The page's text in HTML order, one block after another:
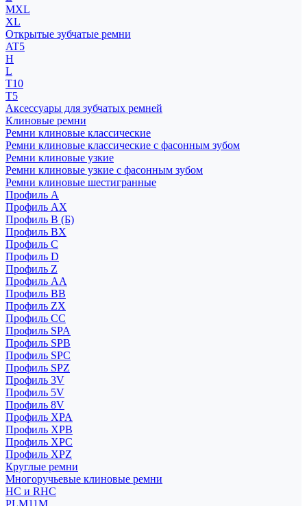
MXL
XL
Открытые зубчатые ремни
AT5
H
L
T10
T5
Аксессуары для зубчатых ремней
Клиновые ремни
Ремни клиновые классические
Ремни клиновые классические с фасонным зубом
Ремни клиновые узкие
Ремни клиновые узкие с фасонным зубом
Ремни клиновые шестигранные
Профиль A
Профиль AX
Профиль B (Б)
Профиль BX
Профиль C
Профиль D
Профиль Z
Профиль АА
Профиль BB
Профиль ZX
Профиль CC
Профиль SPA
Профиль SPB
Профиль SPC
Профиль SPZ
Профиль 3V
Профиль 5V
Профиль 8V
Профиль XPA
Профиль XPB
Профиль XPC
Профиль XPZ
Круглые ремни
Многоручьевые клиновые ремни
HC и RHC
PLM11M